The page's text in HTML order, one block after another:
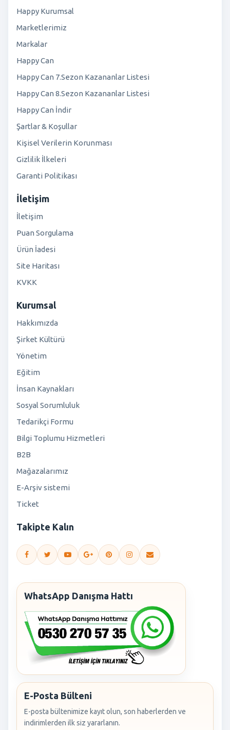
Happy Kurumsal
Marketlerimiz
Markalar
Happy Can
Happy Can 7.Sezon Kazananlar Listesi
Happy Can 8.Sezon Kazananlar Listesi
Happy Can İndir
Şartlar & Koşullar
Kişisel Verilerin Korunması
Gizlilik İlkeleri
Garanti Politikası
İletişim
İletişim
Puan Sorgulama
Ürün İadesi
Site Haritası
KVKK
Kurumsal
Hakkımızda
Şirket Kültürü
Yönetim
Eğitim
İnsan Kaynakları
Sosyal Sorumluluk
Tedarikçi Formu
Bilgi Toplumu Hizmetleri
B2B
Mağazalarımız
E-Arşiv sistemi
Ticket
Takipte Kalın
WhatsApp Danışma Hattı
E-Posta Bülteni
E-posta bültenimize kayıt olun, son haberlerden ve
indirimlerden ilk siz yararlanın.